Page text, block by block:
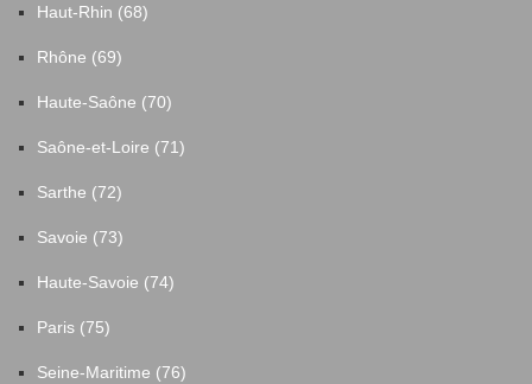
Haut-Rhin (68)
Rhône (69)
Haute-Saône (70)
Saône-et-Loire (71)
Sarthe (72)
Savoie (73)
Haute-Savoie (74)
Paris (75)
Seine-Maritime (76)